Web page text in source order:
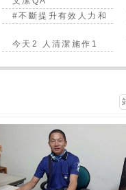
#不斷提升有效人力和
今天2 人清潔施作1